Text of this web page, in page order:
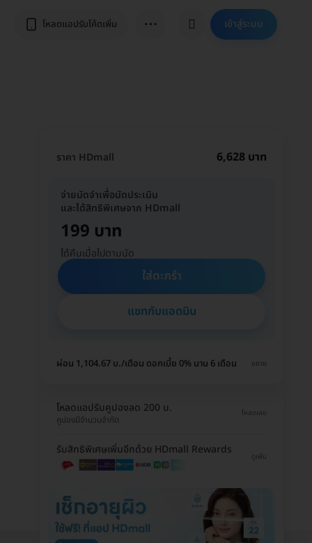
โหลดแอปรับโค้ดเพิ่ม ⋯ เข้าสู่ระบบ
ราคา HDmall 6,628 บาท
จ่ายมัดจำเพื่อนัดประเมิน
และได้สิทธิพิเศษจาก HDmall
199 บาท
ได้คืนเมื่อไปตามนัด
ใส่ตะกร้า
แชทกับแอดมิน
ผ่อน 1,104.67 บ./เดือน ดอกเบี้ย 0% นาน 6 เดือน ขยาย
โหลดแอปรับคูปองลด 200 บ.
คูปองมีจำนวนจำกัด
โหลดเลย
รับสิทธิพิเศษเพิ่มอีกด้วย HDmall Rewards
ดูเพิ่ม